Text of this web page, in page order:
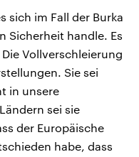
sich im Fall der Burka
Sicherheit handle. Es
Vollverschleierung
Sie sei
in unsere
sei sie
der Europäische
habe, dass